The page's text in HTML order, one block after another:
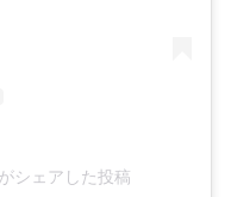
シェアした投稿